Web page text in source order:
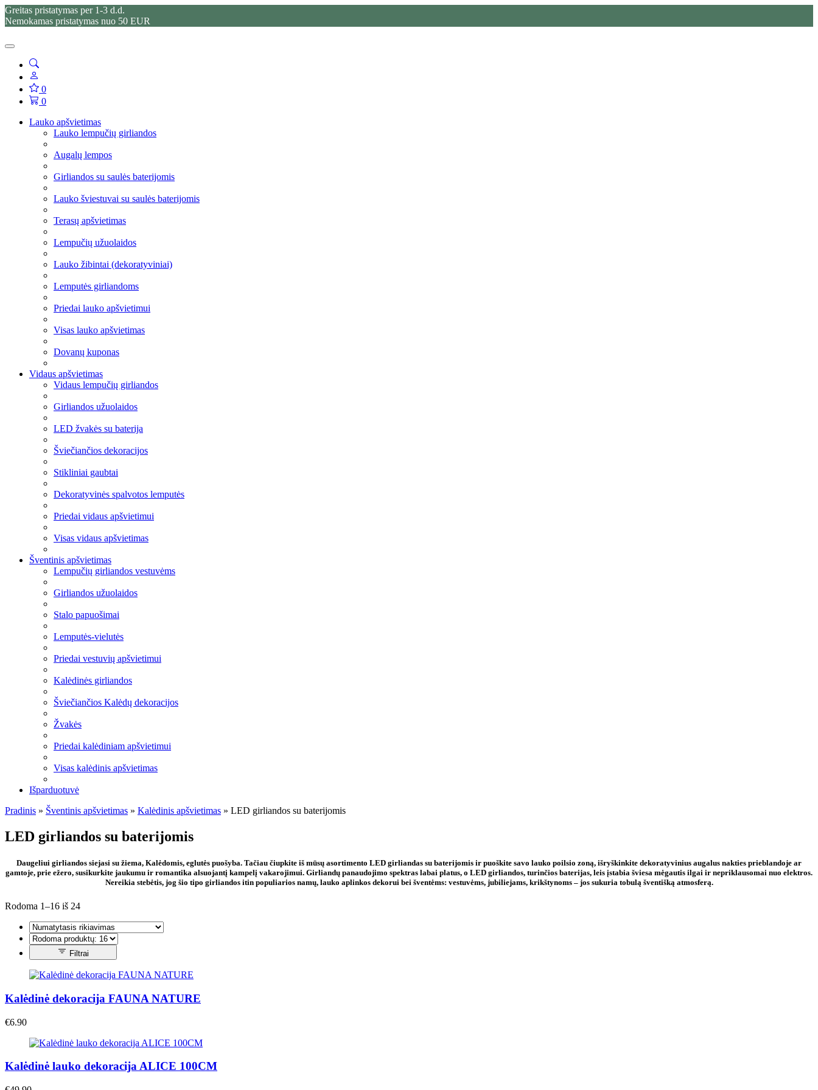
Greitas pristatymas per 1-3 d.d.
Nemokamas pristatymas nuo 50 EUR
0
0
Lauko apšvietimas
Lauko lempučių girliandos
Augalų lempos
Girliandos su saulės baterijomis
Lauko šviestuvai su saulės baterijomis
Terasų apšvietimas
Lempučių užuolaidos
Lauko žibintai (dekoratyviniai)
Lemputės girliandoms
Priedai lauko apšvietimui
Visas lauko apšvietimas
Dovanų kuponas
Vidaus apšvietimas
Vidaus lempučių girliandos
Girliandos užuolaidos
LED žvakės su baterija
Šviečiančios dekoracijos
Stikliniai gaubtai
Dekoratyvinės spalvotos lemputės
Priedai vidaus apšvietimui
Visas vidaus apšvietimas
Šventinis apšvietimas
Lempučių girliandos vestuvėms
Girliandos užuolaidos
Stalo papuošimai
Lemputės-vielutės
Priedai vestuvių apšvietimui
Kalėdinės girliandos
Šviečiančios Kalėdų dekoracijos
Žvakės
Priedai kalėdiniam apšvietimui
Visas kalėdinis apšvietimas
Išparduotuvė
Pradinis » Šventinis apšvietimas » Kalėdinis apšvietimas » LED girliandos su baterijomis
LED girliandos su baterijomis
Daugeliui girliandos siejasi su žiema, Kalėdomis, eglutės puošyba. Tačiau čiupkite iš mūsų asortimento LED girliandas su baterijomis ir puoškite savo lauko poilsio zoną, išryškinkite dekoratyvinius augalus nakties prieblandoje ar
gamtoje, prie ežero, susikurkite jaukumu ir romantika alsuojantį kampelį vakarojimui. Girliandų panaudojimo spektras labai platus, o LED girliandos, turinčios baterijas, leis įstabia šviesa mėgautis ilgai ir nepriklausomai nuo elektros.
Nereikia stebėtis, jog šio tipo girliandos itin populiarios namų, lauko aplinkos dekorui bei šventėms: vestuvėms, jubiliejams, krikštynoms – jos sukuria tobulą šventišką atmosferą.
Rodoma 1–16 iš 24
Filtrai
Kalėdinė dekoracija FAUNA NATURE
€6.90
Kalėdinė lauko dekoracija ALICE 100CM